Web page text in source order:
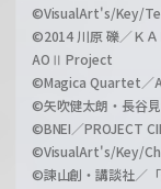
©VisualArt's/Key/
©2014 川原 礫／Ｋ
AOⅡ Project
©Magica Quartet／
©矢吹健太朗・長谷
©BNEI／PROJECT
©VisualArt's/Key/
©諫山創・講談社／